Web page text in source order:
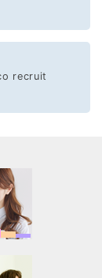
recruit